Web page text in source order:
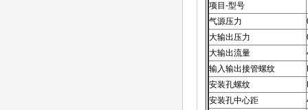
项目-型号
气源压力
大输出压力
大输出流量
输入输出接管螺纹
安装孔螺纹
安装孔中心距